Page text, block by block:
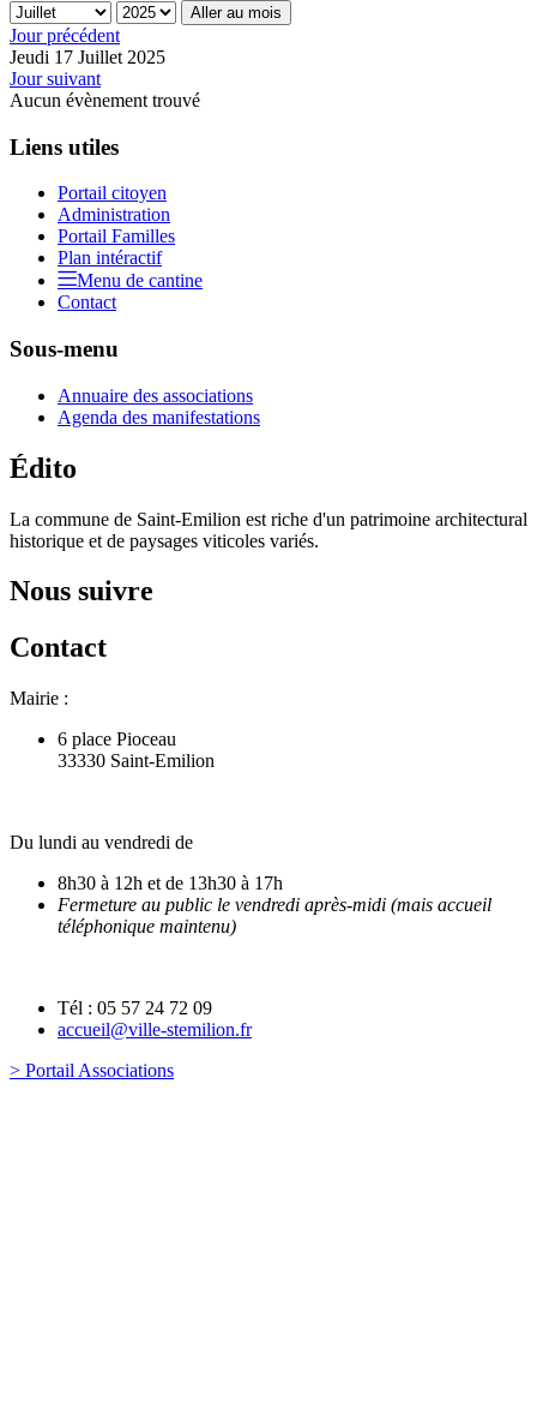
Aller au mois
Jour précédent
Jeudi 17 Juillet 2025
Jour suivant
Aucun évènement trouvé
Liens utiles
Portail citoyen
Administration
Portail Familles
Plan intéractif
Menu de cantine
Contact
Sous-menu
Annuaire des associations
Agenda des manifestations
Édito
La commune de Saint-Emilion est riche d'un patrimoine architectural
historique et de paysages viticoles variés.
Nous suivre
Contact
Mairie :
6 place Pioceau
33330 Saint-Emilion
Du lundi au vendredi de
8h30 à 12h et de 13h30 à 17h
Fermeture au public le vendredi après-midi (mais accueil
téléphonique maintenu)
Tél : 05 57 24 72 09
accueil@ville-stemilion.fr
> Portail Associations